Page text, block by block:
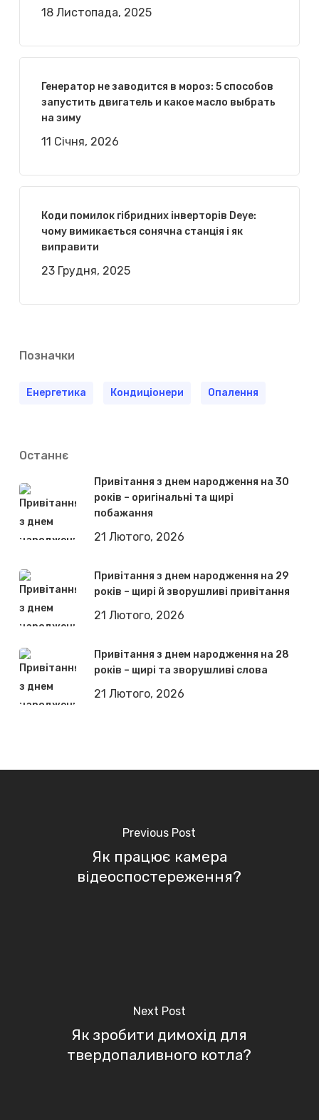
18 Листопада, 2025
Генератор не заводится в мороз: 5 способов
запустить двигатель и какое масло выбрать
на зиму
11 Січня, 2026
Коди помилок гібридних інверторів Deye:
чому вимикається сонячна станція і як
виправити
23 Грудня, 2025
Позначки
Енергетика Кондиціонери Опалення
Останнє
Привітання з днем народження на 30
років – оригінальні та щирі
побажання
21 Лютого, 2026
Привітання з днем народження на 29
років – щирі й зворушливі привітання
21 Лютого, 2026
Привітання з днем народження на 28
років – щирі та зворушливі слова
21 Лютого, 2026
Previous Post
Як працює камера
відеоспостереження?
Next Post
Як зробити димохід для
твердопаливного котла?